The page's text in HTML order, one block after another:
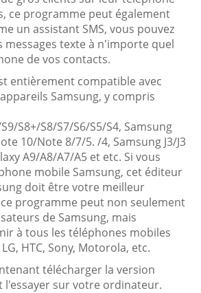
ce programme peut également
un assistant SMS, vous pouvez
messages texte à n'importe quel
de vos contacts.
entièrement compatible avec
Samsung, y compris
S8+/S8/S7/S6/S5/S4, Samsung
10/Note 8/7/5. /4, Samsung J3/J3
A9/A8/A7/A5 et etc. Si vous
mobile Samsung, cet éditeur
doit être votre meilleur
programme peut non seulement
de Samsung, mais
à tous les téléphones mobiles
HTC, Sony, Motorola, etc.
télécharger la version
l'essayer sur votre ordinateur.